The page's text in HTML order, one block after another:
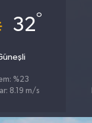
32°
%23
8.19 m/s